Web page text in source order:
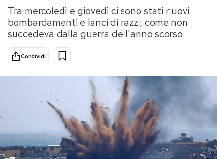
Tecnologia
Internet
Scienza
Cultura
Economia
Storie/Idee
Ok Boomer!
Media
Mondiali calcio 2026
NEWSLETTER
Tra mercoledì e giovedì ci sono stati nuovi
bombardamenti e lanci di razzi, come non
succedeva dalla guerra dell'anno scorso
Condividi